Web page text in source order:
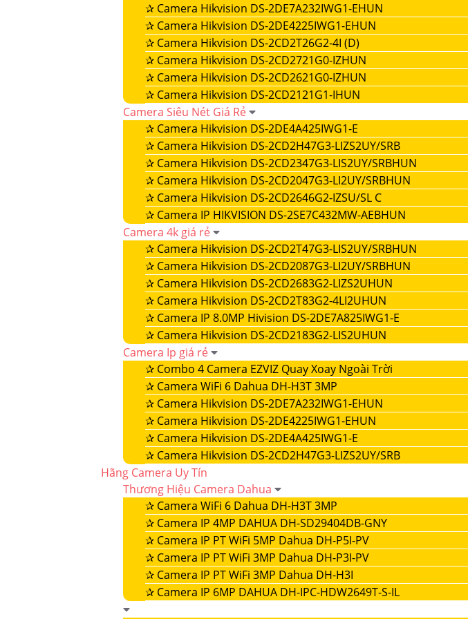
✰ Camera Hikvision DS-2DE7A232IWG1-EHUN
✰ Camera Hikvision DS-2DE4225IWG1-EHUN
✰ Camera Hikvision DS-2CD2T26G2-4I (D)
✰ Camera Hikvision DS-2CD2721G0-IZHUN
✰ Camera Hikvision DS-2CD2621G0-IZHUN
✰ Camera Hikvision DS-2CD2121G1-IHUN
Camera Siêu Nét Giá Rẻ
✰ Camera Hikvision DS-2DE4A425IWG1-E
✰ Camera Hikvision DS-2CD2H47G3-LIZS2UY/SRB
✰ Camera Hikvision DS-2CD2347G3-LIS2UY/SRBHUN
✰ Camera Hikvision DS-2CD2047G3-LI2UY/SRBHUN
✰ Camera Hikvision DS-2CD2646G2-IZSU/SL C
✰ Camera IP HIKVISION DS-2SE7C432MW-AEBHUN
Camera 4k giá rẻ
✰ Camera Hikvision DS-2CD2T47G3-LIS2UY/SRBHUN
✰ Camera Hikvision DS-2CD2087G3-LI2UY/SRBHUN
✰ Camera Hikvision DS-2CD2683G2-LIZS2UHUN
✰ Camera Hikvision DS-2CD2T83G2-4LI2UHUN
✰ Camera IP 8.0MP Hivision DS-2DE7A825IWG1-E
✰ Camera Hikvision DS-2CD2183G2-LIS2UHUN
Camera Ip giá rẻ
✰ Combo 4 Camera EZVIZ Quay Xoay Ngoài Trời
✰ Camera WiFi 6 Dahua DH-H3T 3MP
✰ Camera Hikvision DS-2DE7A232IWG1-EHUN
✰ Camera Hikvision DS-2DE4225IWG1-EHUN
✰ Camera Hikvision DS-2DE4A425IWG1-E
✰ Camera Hikvision DS-2CD2H47G3-LIZS2UY/SRB
Hãng Camera Uy Tín
Thương Hiệu Camera Dahua
✰ Camera WiFi 6 Dahua DH-H3T 3MP
✰ Camera IP 4MP DAHUA DH-SD29404DB-GNY
✰ Camera IP PT WiFi 5MP Dahua DH-P5I-PV
✰ Camera IP PT WiFi 3MP Dahua DH-P3I-PV
✰ Camera IP PT WiFi 3MP Dahua DH-H3I
✰ Camera IP 6MP DAHUA DH-IPC-HDW2649T-S-IL